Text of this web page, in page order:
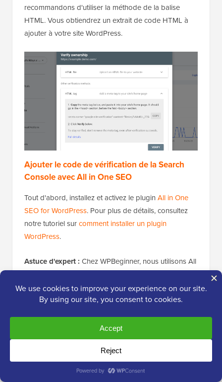
recommandons d'utiliser la méthode de la balise
HTML. Vous obtiendrez un extrait de code HTML à
ajouter à votre site WordPress.
Ajouter le code de vérification de la Search
Console avec All in One SEO
Tout d'abord, installez et activez le plugin All in One
SEO for WordPress. Pour plus de détails, consultez
notre tutoriel surcomment installer un plugin
WordPress.
Astuce d'expert : Chez WPBeginner, nous utilisons All
de vérification des outils pour webmasters nous fait
gagner beaucoup de temps, car nous pouvons
automatiquement à l'endroit correct dans l'en-tête de
notre site.
Après l'activation, allez à la pageAll in One SEO »
et cliquez sur l'onglet Outils